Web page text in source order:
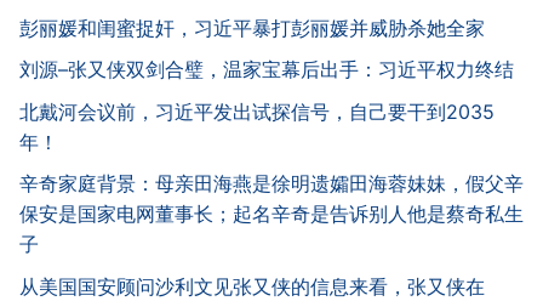
彭丽媛和闺蜜捉奸，习近平暴打彭丽媛并威胁杀她全家
刘源–张又侠双剑合璧，温家宝幕后出手：习近平权力终结
北戴河会议前，习近平发出试探信号，自己要干到2035
年！
辛奇家庭背景：母亲田海燕是徐明遗孀田海蓉妹妹，假父辛
保安是国家电网董事长；起名辛奇是告诉别人他是蔡奇私生
子
从美国国安顾问沙利文见张又侠的信息来看，张又侠在